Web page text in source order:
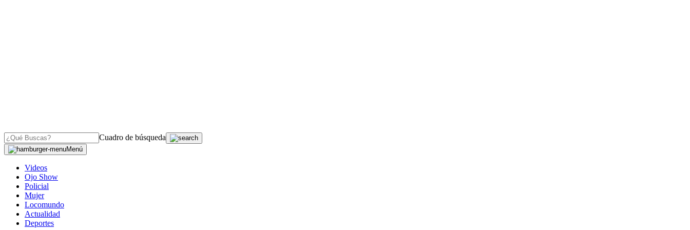
Cuadro de búsqueda
Menú
Videos
Ojo Show
Policial
Mujer
Locomundo
Actualidad
Deportes